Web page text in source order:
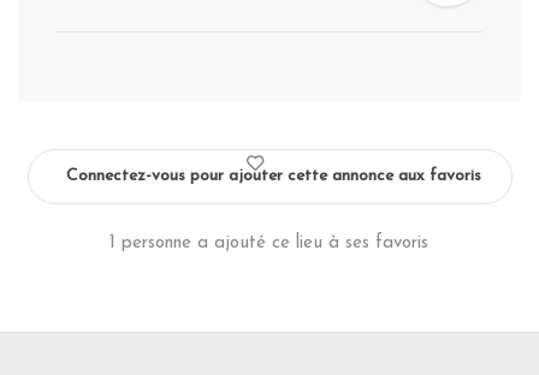
Connectez-vous pour ajouter cette annonce aux favoris
1 personne a ajouté ce lieu à ses favoris